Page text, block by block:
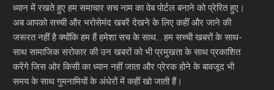
ध्यान में रखते हुए हम समाचार सच नाम का वेब पोर्टल बनाने को प्रेरित हुए।
अब आपको सच्ची और भरोसेमंद खबरें देखने के लिए कहीं और जाने की
जरूरत नहीं है क्योंकि हम हैं हमेशा सच के साथ… हम सच्ची खबरों के साथ-
साथ सामाजिक सरोकार की उन खबरों को भी प्रमुखता के साथ प्रकाशित
करेंगे जिस ओर किसी का ध्यान नहीं जाता और प्रेरक होने के बावजूद भी
समय के साथ गुमनामियों के अंधेरों में कहीं खो जाती हैं।